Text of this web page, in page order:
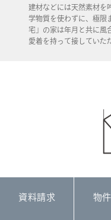
建材などには天然素材を
学物質を使わずに、極限
宅」の家は年月と共に風
愛着を持って接していた
資料請求 物